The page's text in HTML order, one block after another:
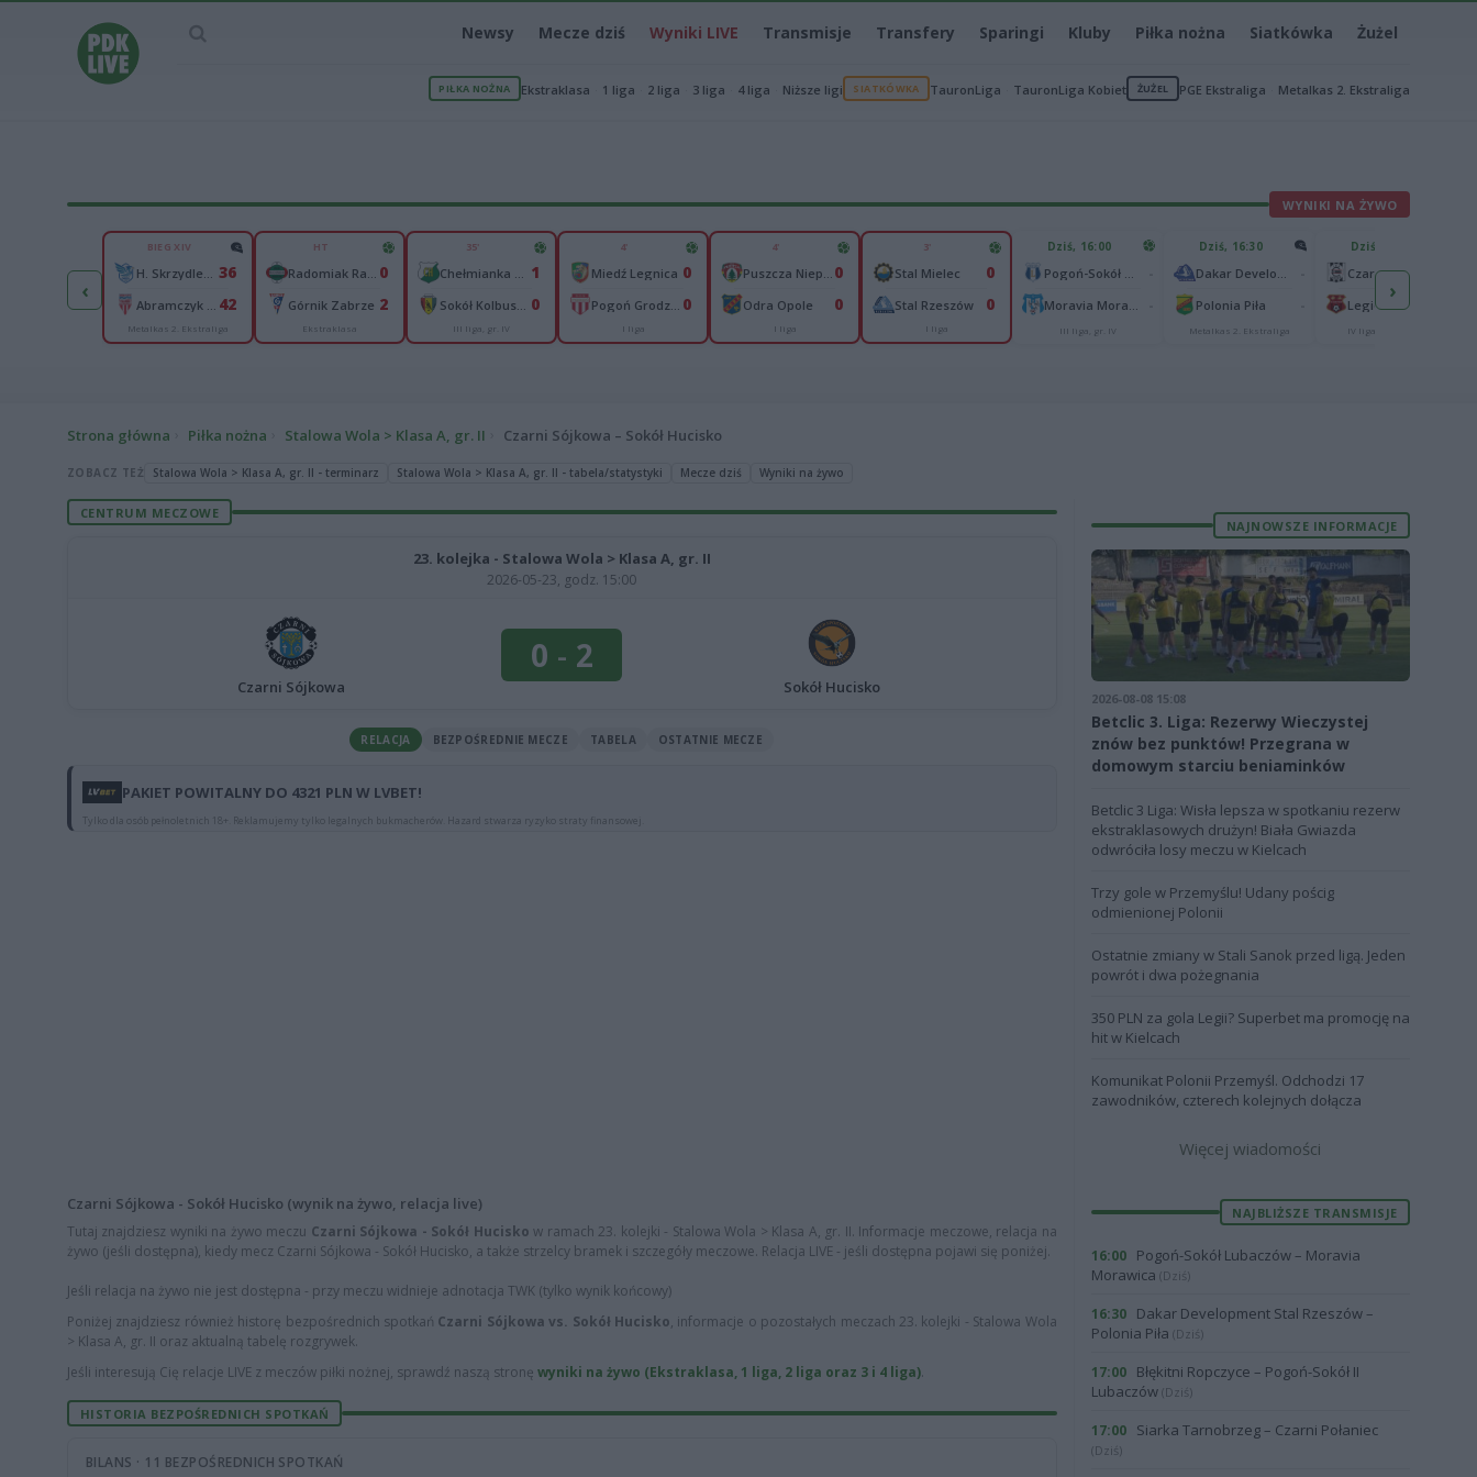
Newsy Mecze dziś Wyniki LIVE Transmisje Transfery Sparingi Kluby Piłka nożna Siatkówka Żużel
PIŁKA NOŻNA Ekstraklasa 1 liga 2 liga 3 liga 4 liga Niższe ligi SIATKÓWKA TauronLiga TauronLiga Kobiet ŻUŻEL PGE Ekstraliga Metalkas 2. Ekstraliga
WYNIKI NA ŻYWO
‹
Podhale Nowy Targ 2
Kraków 5
BIEG XIV
36
42
Metalkas 2. Ekstraliga
HT
0
Górnik Zabrze 2
Ekstraklasa
35'
1
0
III liga, gr. IV
4'
Miedź Legnica 0
0
I liga
4'
0
Odra Opole 0
I liga
3'
Stal Mielec 0
Stal Rzeszów 0
I liga
Dziś, 16:00
III liga, gr. IV
Dziś, 16:30
Polonia Piła
Metalkas 2. Ekstraliga
Dziś, 16:30
Czarni Jasło
Legion Pilzno
IV liga podkarpacka
›
Strona główna Piłka nożna Stalowa Wola > Klasa A, gr. II Czarni Sójkowa – Sokół Hucisko
ZOBACZ TEŻ Stalowa Wola > Klasa A, gr. II - terminarz Stalowa Wola > Klasa A, gr. II - tabela/statystyki Mecze dziś Wyniki na żywo
CENTRUM MECZOWE
23. kolejka - Stalowa Wola > Klasa A, gr. II
2026-05-23, godz. 15:00
Czarni Sójkowa
0 - 2
Sokół Hucisko
RELACJA BEZPOŚREDNIE MECZE TABELA OSTATNIE MECZE
PAKIET POWITALNY DO 4321 PLN W LVBET!
Tylko dla osób pełnoletnich 18+. Reklamujemy tylko legalnych bukmacherów. Hazard stwarza ryzyko straty finansowej.
Czarni Sójkowa - Sokół Hucisko (wynik na żywo, relacja live)
Tutaj znajdziesz wyniki na żywo meczu Czarni Sójkowa - Sokół Hucisko w ramach 23. kolejki - Stalowa Wola > Klasa A, gr. II. Informacje meczowe, relacja na
żywo (jeśli dostępna), kiedy mecz Czarni Sójkowa - Sokół Hucisko, a także strzelcy bramek i szczegóły meczowe. Relacja LIVE - jeśli dostępna pojawi się poniżej.
Jeśli relacja na żywo nie jest dostępna - przy meczu widnieje adnotacja TWK (tylko wynik końcowy)
Poniżej znajdziesz również historę bezpośrednich spotkań Czarni Sójkowa vs. Sokół Hucisko, informacje o pozostałych meczach 23. kolejki - Stalowa Wola
> Klasa A, gr. II oraz aktualną tabelę rozgrywek.
Jeśli interesują Cię relacje LIVE z meczów piłki nożnej, sprawdź naszą stronę wyniki na żywo (Ekstraklasa, 1 liga, 2 liga oraz 3 i 4 liga).
HISTORIA BEZPOŚREDNICH SPOTKAŃ
BILANS · 11 BEZPOŚREDNICH SPOTKAŃ
NAJNOWSZE INFORMACJE
2026-08-08 15:08
Betclic 3. Liga: Rezerwy Wieczystej
znów bez punktów! Przegrana w
domowym starciu beniaminków
Betclic 3 Liga: Wisła lepsza w spotkaniu rezerw
ekstraklasowych drużyn! Biała Gwiazda
odwróciła losy meczu w Kielcach
Trzy gole w Przemyślu! Udany pościg
odmienionej Polonii
Ostatnie zmiany w Stali Sanok przed ligą. Jeden
powrót i dwa pożegnania
350 PLN za gola Legii? Superbet ma promocję na
hit w Kielcach
Komunikat Polonii Przemyśl. Odchodzi 17
zawodników, czterech kolejnych dołącza
Więcej wiadomości
NAJBLIŻSZE TRANSMISJE
16:00
Pogoń-Sokół Lubaczów – Moravia
Morawica (Dziś)
16:30
Dakar Development Stal Rzeszów –
Polonia Piła (Dziś)
17:00
Błękitni Ropczyce – Pogoń-Sokół II
Lubaczów (Dziś)
17:00 Siarka Tarnobrzeg – Czarni Połaniec
(Dziś)